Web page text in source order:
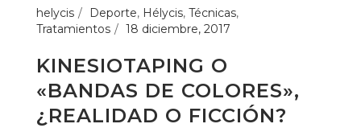
helycis Deporte, Hélycis, Técnicas,
Tratamientos
18 diciembre, 2017
KINESIOTAPING O
«BANDAS DE COLORES»,
¿REALIDAD O FICCIÓN?